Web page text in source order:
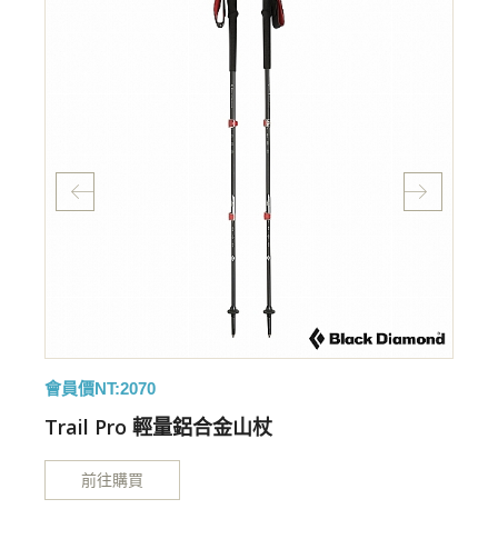
會員價NT:2070
Trail Pro 輕量鋁合金山杖
前往購買